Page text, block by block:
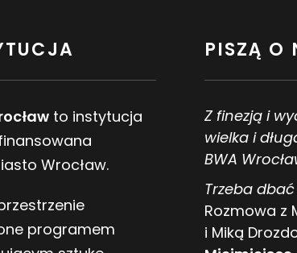
to instytucja
Wrocław.
programem
PISZĄ O
Z finezją i
wielka i
BWA
Trzeba
Rozmowa z
i Miką